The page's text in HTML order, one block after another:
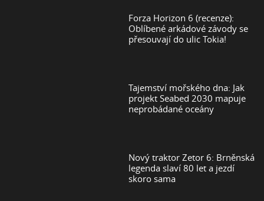
Forza Horizon 6 (recenze):
Oblíbené arkádové závody se
přesouvají do ulic Tokia!
Tajemství mořského dna: Jak
projekt Seabed 2030 mapuje
neprobádané oceány
Nový traktor Zetor 6: Brněnská
legenda slaví 80 let a jezdí
skoro sama